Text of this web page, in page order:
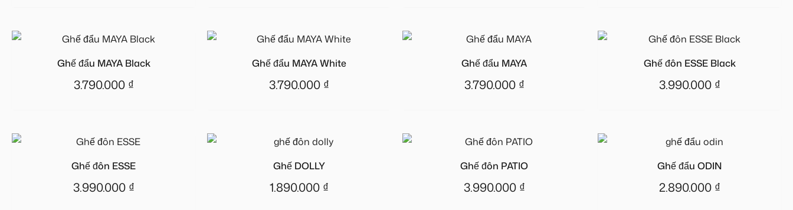
Ghế đẩu MAYA Black
3.790.000 ₫
Ghế đẩu MAYA White
3.790.000 ₫
Ghế đẩu MAYA
3.790.000 ₫
Ghế đôn ESSE Black
3.990.000 ₫
Ghế đôn ESSE
3.990.000 ₫
Ghế DOLLY
1.890.000 ₫
Ghế đôn PATIO
3.990.000 ₫
Ghế đẩu ODIN
2.890.000 ₫